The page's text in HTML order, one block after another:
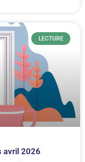
LECTURE
avril 2026